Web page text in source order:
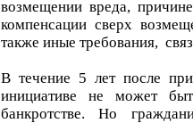
возмещении вреда,
компенсации сверх
также иные требования,
В течение 5 лет после
инициативе не может
банкротстве. Но